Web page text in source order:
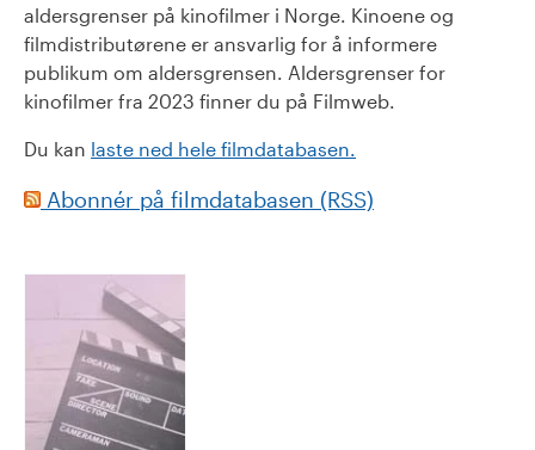
aldersgrenser på kinofilmer i Norge. Kinoene og
filmdistributørene er ansvarlig for å informere
publikum om aldersgrensen. Aldersgrenser for
kinofilmer fra 2023 finner du på Filmweb.
Du kan laste ned hele filmdatabasen.
Abonnér på filmdatabasen (RSS)